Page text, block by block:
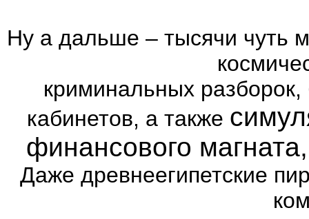
Ну а дальше – тысячи чуть
криминальных
кабинетов, а также
финансового
Даже древнеегипетские